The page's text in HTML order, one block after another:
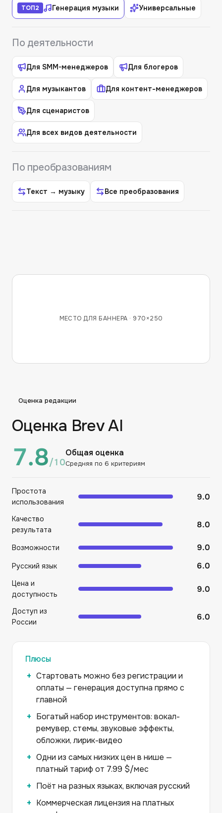
ТОП2 Генерация музыки Универсальные
По деятельности
Для SMM-менеджеров Для блогеров
Для музыкантов Для контент-менеджеров
Для сценаристов
Для всех видов деятельности
По преобразованиям
Текст → музыку Все преобразования
МЕСТО ДЛЯ БАННЕРА · 970×250
Оценка редакции
Оценка Brev AI
Плюсы
Стартовать можно без регистрации и
оплаты — генерация доступна прямо с
главной
Богатый набор инструментов: вокал-
ремувер, стемы, звуковые эффекты,
обложки, лирик-видео
Одни из самых низких цен в нише —
платный тариф от 7.99 $/мес
Поёт на разных языках, включая русский
Коммерческая лицензия на платных
7.8/10
Общая оценка
Средняя по 6 критериям
Простота
использования
9.0
Качество
результата
8.0
Возможности 9.0
Русский язык 6.0
Цена и
доступность
9.0
Доступ из
России
6.0